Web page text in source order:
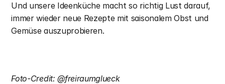
Und unsere Ideenküche macht so richtig Lust darauf,
immer wieder neue Rezepte mit saisonalem Obst und
Gemüse auszuprobieren.
Foto-Credit: @freiraumglueck